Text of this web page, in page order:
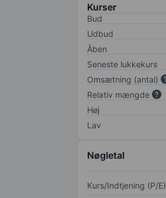
Kurser
Bud
Udbud
Åben
Seneste lukkekurs
Omsætning (antal)
Relativ mængde
Høj
Lav
Nøgletal
Kurs/Indtjening (P/E)